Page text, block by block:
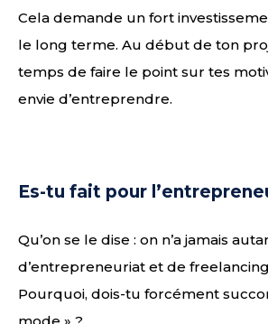
Cela demande un fort
le long terme. Au début de ton
temps de faire le point sur tes
envie d’entreprendre.
Es-tu fait pour
Qu’on se le dise : on n’a jamais
d’entrepreneuriat et de
Pourquoi, dois-tu forcément